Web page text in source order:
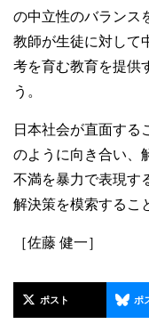
の中立性のバランス
教師が生徒に対して
考を育む教育を提供
う。
日本社会が直面する
のように向き合い、
不満を暴力で表現す
解決策を模索するこ
［佐藤 健一］
ポスト ポ